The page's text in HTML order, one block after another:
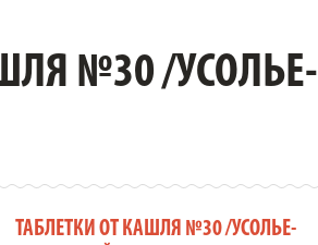
№30 /УСОЛЬЕ-
ТАБЛЕТКИ ОТ КАШЛЯ №30 /УСОЛЬЕ-